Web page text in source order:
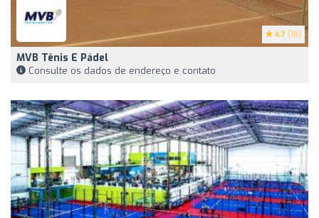
4.7 (18)
MVB Tênis E Pádel
Consulte os dados de endereço e contato